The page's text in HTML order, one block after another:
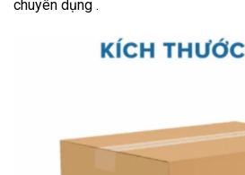
chuyên dụng .